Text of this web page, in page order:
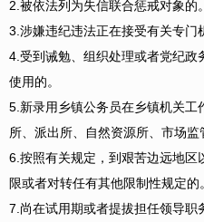
2.被依法列为失信联合惩戒对象的。
3.涉嫌违纪违法正在接受有关专门
4.受到诫勉、组织处理或者党纪政
使用的。
5.新录用乡镇公务员在乡镇机关
所、派出所、自然资源所、市场监
6.按照有关规定，到艰苦边远地
限或者对转任有其他限制性规定的。
7.尚在试用期或者提拔担任领导职